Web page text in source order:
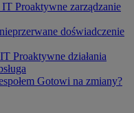
IT Proaktywne zarządzanie
doświadczenie
Proaktywne działania
Gotowi na zmiany?